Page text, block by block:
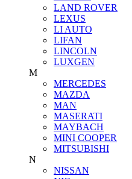
LAND ROVER
LEXUS
LI AUTO
LIFAN
LINCOLN
LUXGEN
M
MERCEDES
MAZDA
MAN
MASERATI
MAYBACH
MINI COOPER
MITSUBISHI
N
NISSAN